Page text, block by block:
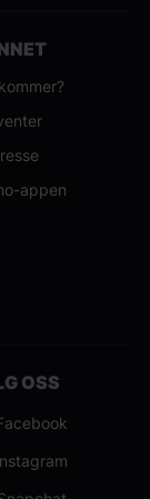
appen
OSS